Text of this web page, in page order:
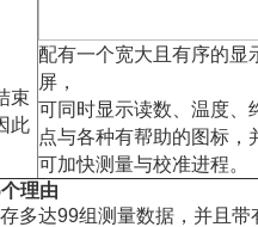
束
此
配有一个宽大且有序的显
屏，
可同时显示读数、温度、
点与各种有帮助的图标，
可加快测量与校准进程。
理由
多达99组测量数据，并且带